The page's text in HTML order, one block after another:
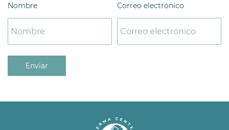
Nombre Correo electrónico
Enviar